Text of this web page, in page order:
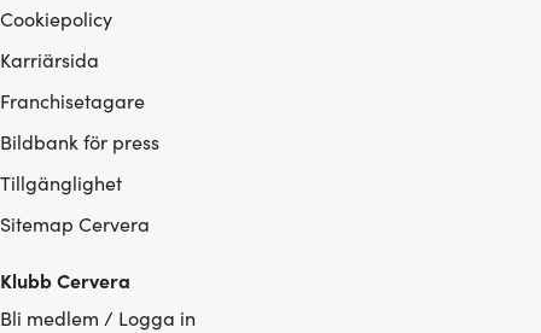
Cookiepolicy
Karriärsida
Franchisetagare
Bildbank för press
Tillgänglighet
Sitemap Cervera
Klubb Cervera
Bli medlem / Logga in